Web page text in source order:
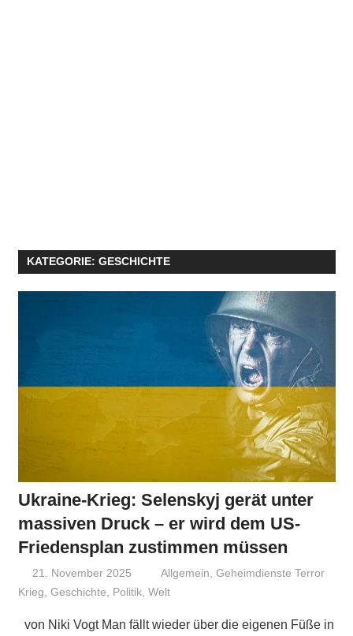
KATEGORIE: GESCHICHTE
Ukraine-Krieg: Selenskyj gerät unter
massiven Druck – er wird dem US-
Friedensplan zustimmen müssen
21. November 2025 Niki Vogt
Allgemein,Geheimdienste Terror
Krieg, Geschichte, Politik, Welt
von Niki Vogt Man fällt wieder über die eigenen Füße in